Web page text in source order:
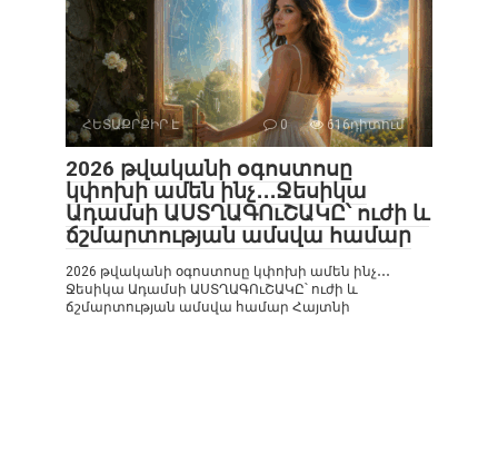
ՀԵՏԱՔՐՔԻՐ Է 0 616դիտում
2026 թվականի օգոստոսը
կփոխի ամեն ինչ․․․Ջեսիկա
Ադամսի ԱՍՏՂԱԳՈւՇԱԿԸ՝ ուժի և
ճշմարտության ամսվա համար
2026 թվականի օգոստոսը կփոխի ամեն ինչ․․․
Ջեսիկա Ադամսի ԱՍՏՂԱԳՈւՇԱԿԸ՝ ուժի և
ճշմարտության ամսվա համար Հայտնի